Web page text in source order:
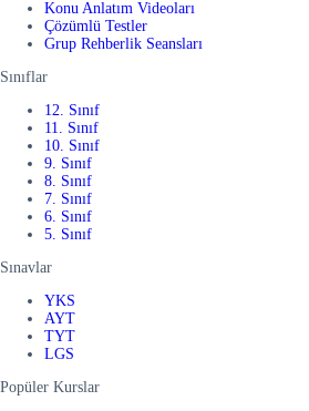
Konu Anlatım Videoları
Çözümlü Testler
Grup Rehberlik Seansları
Sınıflar
12. Sınıf
11. Sınıf
10. Sınıf
9. Sınıf
8. Sınıf
7. Sınıf
6. Sınıf
5. Sınıf
Sınavlar
YKS
AYT
TYT
LGS
Popüler Kurslar